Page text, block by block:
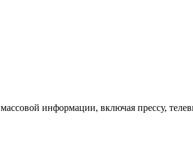
информации, включая прессу,